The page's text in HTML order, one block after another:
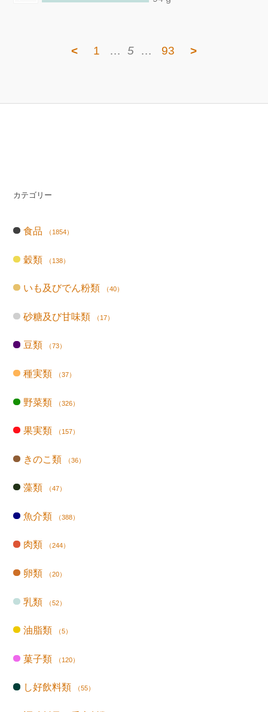
< 1 … 5 … 93 >
カテゴリー
食品 （1854）
穀類 （138）
いも及びでん粉類 （40）
砂糖及び甘味類 （17）
豆類 （73）
種実類 （37）
野菜類 （326）
果実類 （157）
きのこ類 （36）
藻類 （47）
魚介類 （388）
肉類 （244）
卵類 （20）
乳類 （52）
油脂類 （5）
菓子類 （120）
し好飲料類 （55）